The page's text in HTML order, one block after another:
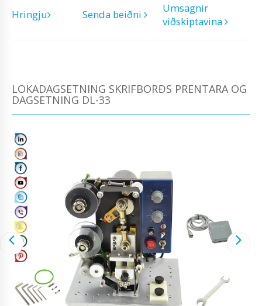
Hringju Senda beiðni
Umsagnir
viðskiptavina
LOKADAGSETNING SKRIFBORÐS PRENTARA OG
DAGSETNING DL-33